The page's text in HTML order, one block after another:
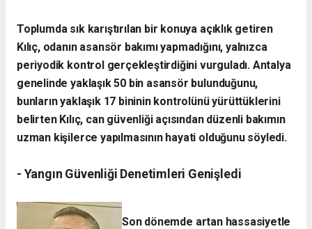
Toplumda sık karıştırılan bir konuya açıklık getiren
Kılıç, odanın asansör bakımı yapmadığını, yalnızca
periyodik kontrol gerçekleştirdiğini vurguladı. Antalya
genelinde yaklaşık 50 bin asansör bulunduğunu,
bunların yaklaşık 17 bininin kontrolünü yürüttüklerini
belirten Kılıç, can güvenliği açısından düzenli bakımın
uzman kişilerce yapılmasının hayati olduğunu söyledi.
- Yangın Güvenliği Denetimleri Genişledi
Son dönemde artan hassasiyetle